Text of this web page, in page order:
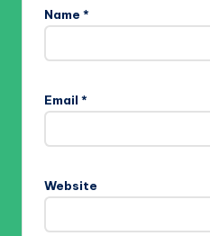
Name *
Email *
Website